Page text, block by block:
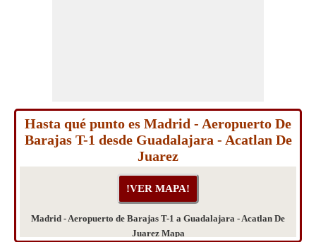
Hasta qué punto es Madrid - Aeropuerto De
Barajas T-1 desde Guadalajara - Acatlan De
Juarez
Madrid - Aeropuerto de Barajas T-1 a Guadalajara - Acatlan De
Juarez Mapa